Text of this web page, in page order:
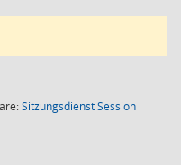
SitzungsdienstSession(Wird in